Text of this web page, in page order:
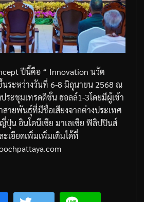
ปีนี้คือ “ Innovation นวัต
ระหว่างวันที่ 6-8 มิถุนายน 2568 ณ
ะชุมเทรดดิชั่น ฮอลล์1-3โดยมีผู้เข้า
ายพันธุ์ที่มีชื่อเสียงจากต่างประเทศ
ปุ่น อินโดนีเซีย มาเลเซีย ฟิลิปปินส์
เอียดเพิ่มเพิ่มเติมได้ที่